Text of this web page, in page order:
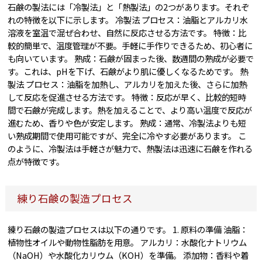
石鹸の製法には「冷製法」と「熱製法」の2つがあります。それぞ
れの特徴を以下に示します。 冷製法 プロセス：油脂とアルカリ水
溶液を室温で混ぜ合わせ、自然に反応させる方法です。 特徴：比
較的簡単で、温度管理が不要。手軽に手作りできるため、初心者に
も向いています。 熟成：石鹸が固まった後、数週間の熟成が必要で
す。これは、pHを下げ、石鹸がより肌に優しくなるためです。 熱
製法 プロセス：油脂を加熱し、アルカリを加えた後、さらに加熱
して反応を促進させる方法です。 特徴：反応が早く、比較的短時
間で石鹸が完成します。熱を加えることで、より高い温度で反応が
進むため、香りや色が安定します。 熟成：通常、冷製法よりも短
い熟成期間で使用可能ですが、完全に冷やす必要があります。 こ
のように、冷製法は手軽さが魅力で、熱製法は迅速に石鹸を作れる
点が特徴です。
練り石鹸の製造プロセス
練り石鹸の製造プロセスは以下の通りです。 1. 原料の準備 油脂：
植物性オイルや動物性脂肪を用意。 アルカリ：水酸化ナトリウム
（NaOH）や水酸化カリウム（KOH）を準備。 添加物：香料や着